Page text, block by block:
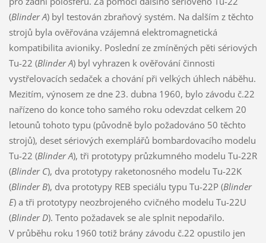
(Blinder A) byl testován zbraňový systém. Na dalším z těchto
strojů byla ověřována vzájemná elektromagnetická
kompatibilita avioniky. Poslední ze zmíněných pěti sériových
Tu-22 (Blinder A) byl vyhrazen k ověřování činnosti
vystřelovacích sedaček a chování při velkých úhlech náběhu.
Mezitím, výnosem ze dne 23. dubna 1960, bylo závodu č.22
nařízeno do konce toho samého roku odevzdat celkem 20
letounů tohoto typu (původně bylo požadováno 50 těchto
strojů), deset sériových exemplářů bombardovacího modelu
Tu-22 (Blinder A), tři prototypy průzkumného modelu Tu-22R
(Blinder C), dva prototypy raketonosného modelu Tu-22K
(Blinder B), dva prototypy REB speciálu typu Tu-22P (Blinder
E) a tři prototypy neozbrojeného cvičného modelu Tu-22U
(Blinder D). Tento požadavek se ale splnit nepodařilo.
V průběhu roku 1960 totiž brány závodu č.22 opustilo jen